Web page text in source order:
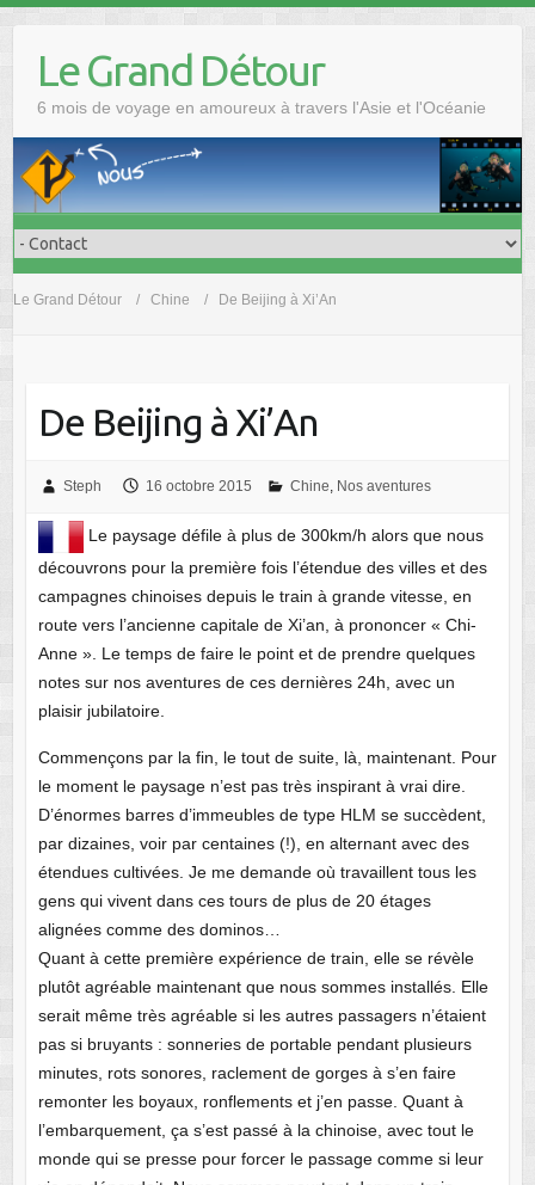
Le Grand Détour
6 mois de voyage en amoureux à travers l'Asie et l'Océanie
Le Grand Détour Chine De Beijing à Xi’An
De Beijing à Xi’An
Steph 16 octobre 2015 Chine Nos aventures
Le paysage défile à plus de 300km/h alors que nous
découvrons pour la première fois l’étendue des villes et des
campagnes chinoises depuis le train à grande vitesse, en
route vers l’ancienne capitale de Xi’an, à prononcer « Chi-
Anne ». Le temps de faire le point et de prendre quelques
notes sur nos aventures de ces dernières 24h, avec un
plaisir jubilatoire.
Commençons par la fin, le tout de suite, là, maintenant. Pour
le moment le paysage n’est pas très inspirant à vrai dire.
D’énormes barres d’immeubles de type HLM se succèdent,
par dizaines, voir par centaines (!), en alternant avec des
étendues cultivées. Je me demande où travaillent tous les
gens qui vivent dans ces tours de plus de 20 étages
alignées comme des dominos…
Quant à cette première expérience de train, elle se révèle
plutôt agréable maintenant que nous sommes installés. Elle
serait même très agréable si les autres passagers n’étaient
pas si bruyants : sonneries de portable pendant plusieurs
minutes, rots sonores, raclement de gorges à s’en faire
remonter les boyaux, ronflements et j’en passe. Quant à
l’embarquement, ça s’est passé à la chinoise, avec tout le
monde qui se presse pour forcer le passage comme si leur